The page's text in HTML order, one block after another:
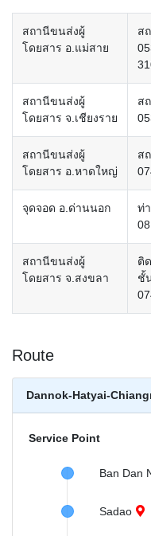
สถานีขนส่งผู้
โดยสาร อ.แม่สาย
ส
สถานีขนส่งผู้
โดยสาร จ.เชียงราย
ส
สถานีขนส่งผู้
โดยสาร อ.หาดใหญ่
ส
จุดจอด อ.ด่านนอก
ท่
สถานีขนส่งผู้
โดยสาร จ.สงขลา
ติ
ชั้
Route
Dannok-Hatyai-
Service Point
Ban Dan
Sadao